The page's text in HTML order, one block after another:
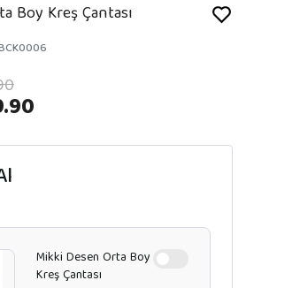
Boy Kreş Çantası
Mikki Desen Orta Boy
Kreş Çantası